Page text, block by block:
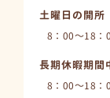
土曜日の開所
8：00～18：
長期休暇期間
8：00～18：